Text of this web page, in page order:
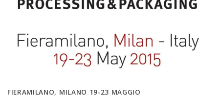
FIERAMILANO, MILANO 19-23 MAGGIO